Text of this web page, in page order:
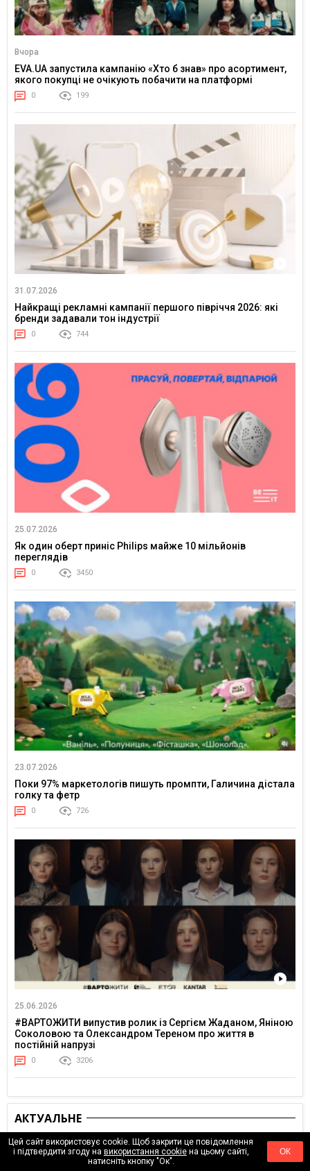
Вчора
EVA.UA запустила кампанію «Хто б знав» про асортимент,
якого покупці не очікують побачити на платформі
0 199
31.07.2026
Найкращі рекламні кампанії першого півріччя 2026: які
бренди задавали тон індустрії
0 744
25.07.2026
Як один оберт приніс Philips майже 10 мільйонів
переглядів
0 3450
23.07.2026
Поки 97% маркетологів пишуть промпти, Галичина дістала
голку та фетр
0 726
25.06.2026
#ВАРТОЖИТИ випустив ролик із Сергієм Жаданом, Яніною
Соколовою та Олександром Тереном про життя в
постійній напрузі
0 3206
АКТУАЛЬНЕ
Цей сайт використовує cookie. Щоб закрити це повідомлення
і підтвердити згоду на використання cookieна цьому сайті,
натисніть кнопку "Ок".
ОК